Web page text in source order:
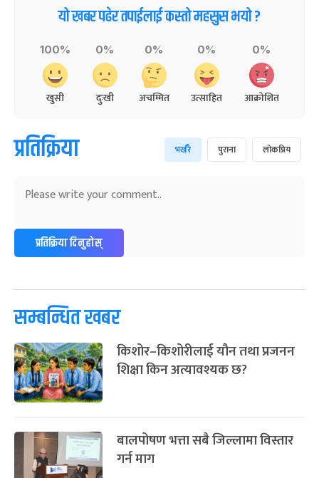
यो खबर पढेर तपाईलाई कस्तो महसुस भयो ?
100%
खुसी
0%
दुःखी
0%
अचम्मित
0%
उत्साहित
0%
आक्रोशित
प्रतिक्रिया भर्खरै पुराना लोकप्रिय
प्रतिक्रिया दिनुहोस्
सम्बन्धित खबर
किशोर–किशोरीलाई यौन तथा प्रजनन
शिक्षा किन अत्यावश्यक छ?
बालपोषण भत्ता सबै जिल्लामा विस्तार
गर्न माग